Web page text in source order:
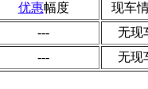
优惠幅度
现车
---
无现
---
无现